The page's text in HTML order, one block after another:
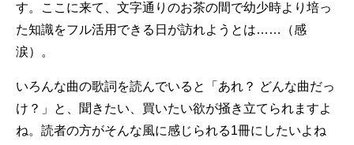
す。ここに来て、文字通りのお茶の間で幼少時より培っ
た知識をフル活用できる日が訪れようとは……（感
涙）。
いろんな曲の歌詞を読んでいると「あれ？ どんな曲だっ
け？」と、聞きたい、買いたい欲が掻き立てられますよ
ね。読者の方がそんな風に感じられる1冊にしたいよね